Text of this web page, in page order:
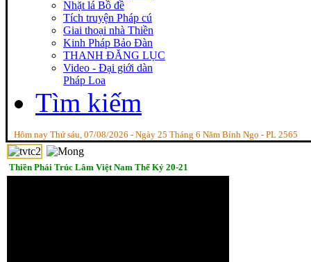
Nhặt lá Bồ đề
Tích truyện Pháp cú
Giai thoại nhà Thiền
Kinh Pháp Bảo Đàn
THANH ĐĂNG LỤC
Video - Đại giới dàn
Pháp Loa
Tìm kiếm
Hôm nay Thứ sáu, 07/08/2026 - Ngày 25 Tháng 6 Năm Bính Ngọ - PL 2565
Thiền Phái Trúc Lâm Việt Nam Thế Kỷ 20-21